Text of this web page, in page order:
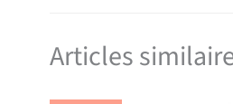
Articles